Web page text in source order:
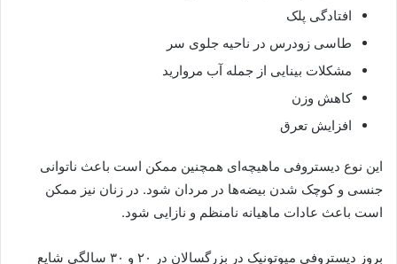
افتادگی پلک
طاسی زودرس در ناحیه جلوی سر
مشکلات بینایی از جمله آب مروارید
کاهش وزن
افزایش تعرق
این نوع دیستروفی ماهیچه‌ای همچنین ممکن است باعث ناتوانی
جنسی و کوچک شدن بیضه‌ها در مردان شود. در زنان نیز ممکن
است باعث عادات ماهیانه نامنظم و نازایی شود.
بروز دیستروفی میوتونیک در بزرگسالان در ۲۰ و ۳۰ سالگی شایع‌